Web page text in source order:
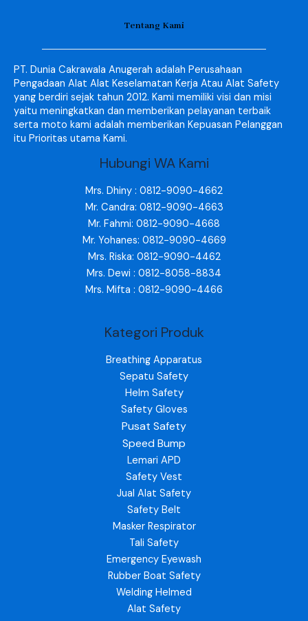
Tentang Kami
PT. Dunia Cakrawala Anugerah adalah Perusahaan
Pengadaan Alat Alat Keselamatan Kerja Atau Alat Safety
yang berdiri sejak tahun 2012. Kami memiliki visi dan misi
yaitu meningkatkan dan memberikan pelayanan terbaik
serta moto kami adalah memberikan Kepuasan Pelanggan
itu Prioritas utama Kami.
Hubungi WA Kami
Mrs. Dhiny : 0812-9090-4662
Mr. Candra: 0812-9090-4663
Mr. Fahmi: 0812-9090-4668
Mr. Yohanes: 0812-9090-4669
Mrs. Riska: 0812-9090-4462
Mrs. Dewi : 0812-8058-8834
Mrs. Mifta : 0812-9090-4466
Kategori Produk
Breathing Apparatus
Sepatu Safety
Helm Safety
Safety Gloves
Pusat Safety
Speed Bump
Lemari APD
Safety Vest
Jual Alat Safety
Safety Belt
Masker Respirator
Tali Safety
Emergency Eyewash
Rubber Boat Safety
Welding Helmed
Alat Safety